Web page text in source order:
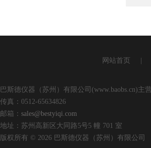
网站首页
巴斯德仪器（苏州）有限公司(www.baobs.cn)主营
传真：0512-65634826
邮箱： sales@bestyiqi.com
地址：苏州高新区大同路5号5 幢 701 室
版权所有 © 2026 巴斯德仪器（苏州）有限公司